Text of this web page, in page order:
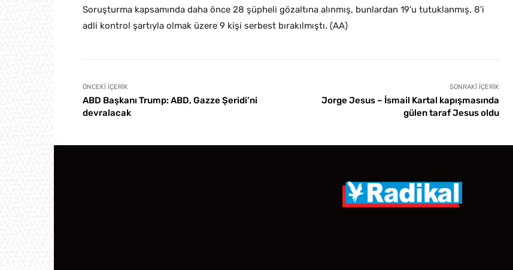
Soruşturma kapsamında daha önce 28 şüpheli gözaltına alınmış, bunlardan 19’u tutuklanmış, 8’i
adli kontrol şartıyla olmak üzere 9 kişi serbest bırakılmıştı. (AA)
ÖNCEKI İÇERIK
ABD Başkanı Trump: ABD, Gazze Şeridi’ni
devralacak
SONRAKI İÇERIK
Jorge Jesus – İsmail Kartal kapışmasında
gülen taraf Jesus oldu